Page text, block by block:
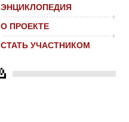
ЭНЦИКЛОПЕДИЯ
О ПРОЕКТЕ
СТАТЬ УЧАСТНИКОМ